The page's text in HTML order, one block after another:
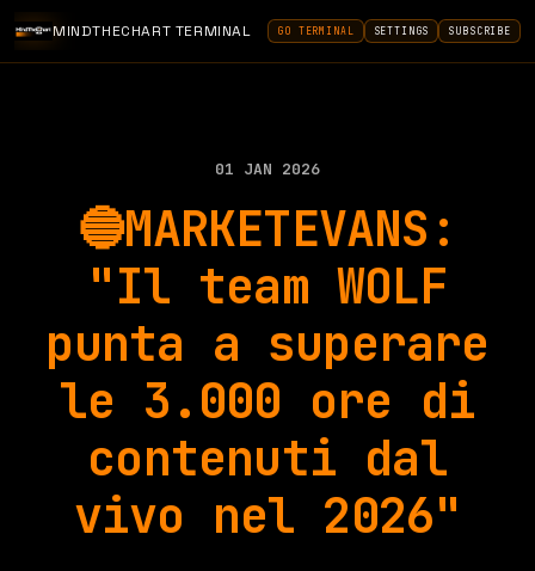
MINDTHECHART TERMINAL GO TERMINAL SETTINGS SUBSCRIBE
01 JAN 2026
🔵MARKETEVANS:
"Il team WOLF
punta a superare
le 3.000 ore di
contenuti dal
vivo nel 2026"